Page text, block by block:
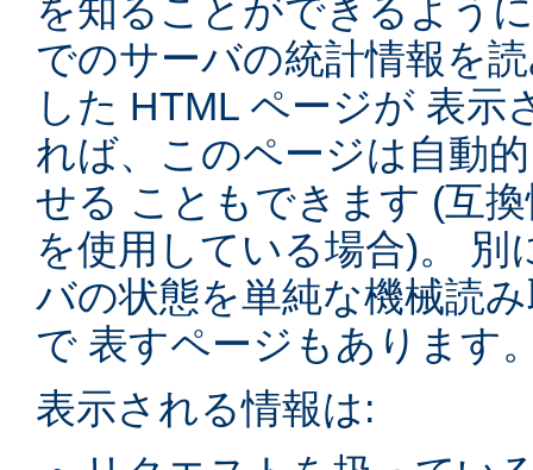
を知ることができるよう
でのサーバの統計情報を
した HTML ページが 表示
れば、このページは自動
せる こともできます (互
を使用している場合)。 別
バの状態を単純な機械読
で 表すページもあります
表示される情報は: